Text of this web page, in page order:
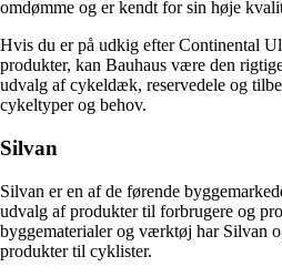
omdømme og er kendt for sin høje
Hvis du er på udkig efter Continental
produkter, kan Bauhaus være den
udvalg af cykeldæk, reservedele og
cykeltyper og behov.
Silvan
Silvan er en af de førende
udvalg af produkter til forbrugere og
byggematerialer og værktøj har Silvan
produkter til cyklister.